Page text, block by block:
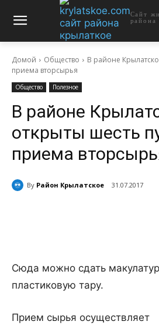
Сайт
района
Домой Общество
В районе
приема вторсырья
Общество Полезное
В районе
открыты шесть
приема
By Район Крылатское 31.07.2017
Сюда можно сдать
пластиковую тару.
Прием сырья осуществляет